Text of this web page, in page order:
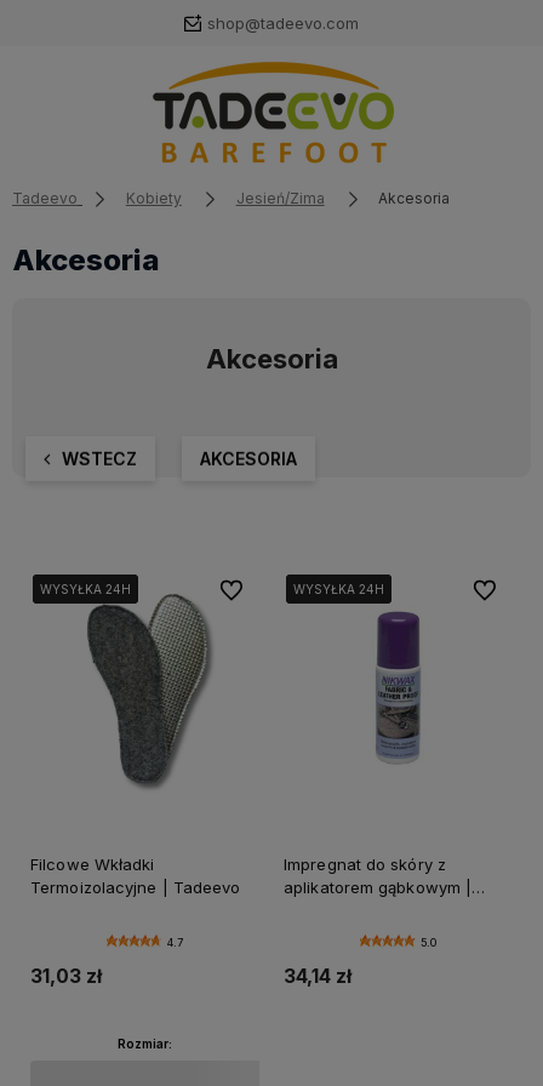
shop@tadeevo.com
Tadeevo Kobiety Jesień/Zima Akcesoria
Akcesoria
Akcesoria
WSTECZ AKCESORIA
WYSYŁKA 24H
WYSYŁKA 24H
WYSYŁKA 24H
Filcowe Wkładki
Termoizolacyjne | Tadeevo
4.7
31,03 zł
Rozmiar:
Do ulubionychWYSYŁKA 24H
WYSYŁKA 24H
WYSYŁKA 24H
Impregnat do skóry z
aplikatorem gąbkowym |
5.0
34,14 zł
Do